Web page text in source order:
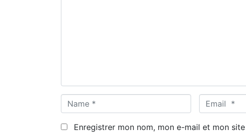
a
m
m
a
Enregistrer mon nom, mon e-mail et mon